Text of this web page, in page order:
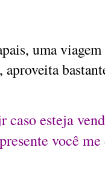
uma
aproveita
caso esteja
presente você